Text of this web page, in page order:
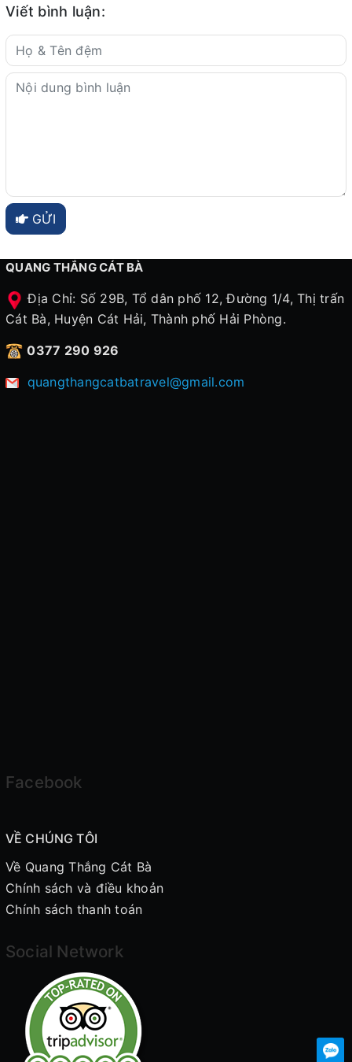
Viết bình luận:
GỬI
QUANG THẮNG CÁT BÀ
Địa Chỉ: Số 29B, Tổ dân phố 12, Đường 1/4, Thị trấn
Cát Bà, Huyện Cát Hải, Thành phố Hải Phòng.
0377 290 926
quangthangcatbatravel@gmail.com
Facebook
VỀ CHÚNG TÔI
Về Quang Thắng Cát Bà
Chính sách và điều khoản
Chính sách thanh toán
Social Network